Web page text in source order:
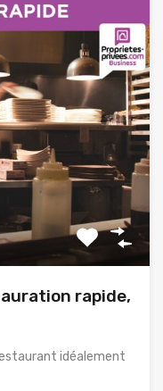
rapide,
idéalement